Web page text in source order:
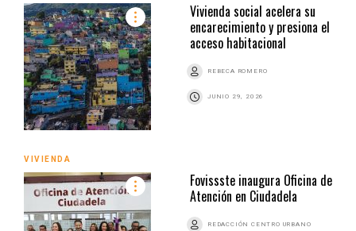
Vivienda social acelera su
encarecimiento y presiona el
acceso habitacional
REBECA ROMERO
JUNIO 29, 2026
VIVIENDA
Fovissste inaugura Oficina de
Atención en Ciudadela
REDACCIÓN CENTRO URBANO